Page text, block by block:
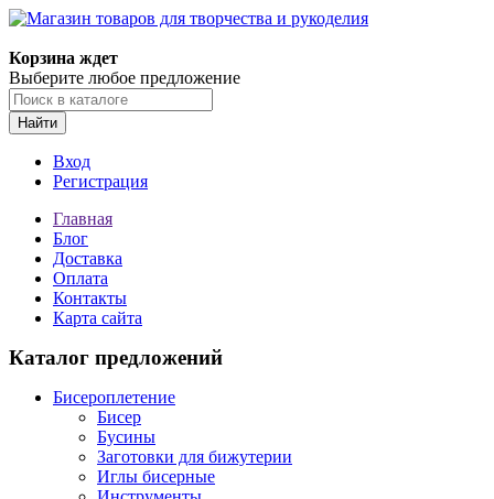
Корзина ждет
Выберите любое предложение
Найти
Вход
Регистрация
Главная
Блог
Доставка
Оплата
Контакты
Карта сайта
Каталог предложений
Бисероплетение
Бисер
Бусины
Заготовки для бижутерии
Иглы бисерные